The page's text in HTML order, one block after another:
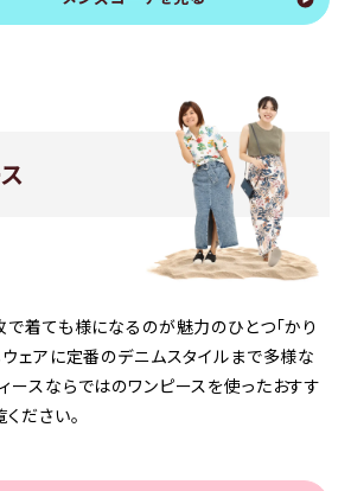
で着ても様になるのが魅力のひとつ「かり
ウェアに定番のデニムスタイルまで多様な
ースならではのワンピースを使ったおすす
ださい。